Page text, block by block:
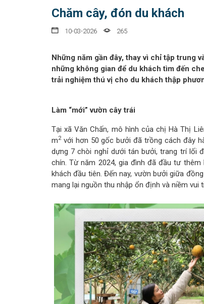
Chăm cây, đón du khách
10-03-2026 265
Những năm gần đây, thay vì chỉ tập trung
những không gian để du khách tìm đến
trải nghiệm thú vị cho du khách thập
Làm “mới” vườn cây trái
Tại xã Văn Chấn, mô hình của chị Hà Thị
m2với hơn 50 gốc bưởi đã trồng cách đây
dựng 7 chòi nghỉ dưới tán bưởi, trang trí lối
chín. Từ năm 2024, gia đình đã đầu tư
khách đầu tiên. Đến nay, vườn bưởi giữa
mang lại nguồn thu nhập ổn định và niềm vui